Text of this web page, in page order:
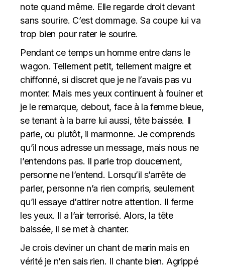
note quand même. Elle regarde droit devant
sans sourire. C’est dommage. Sa coupe lui va
trop bien pour rater le sourire.
Pendant ce temps un homme entre dans le
wagon. Tellement petit, tellement maigre et
chiffonné, si discret que je ne l’avais pas vu
monter. Mais mes yeux continuent à fouiner et
je le remarque, debout, face à la femme bleue,
se tenant à la barre lui aussi, tête baissée. Il
parle, ou plutôt, il marmonne. Je comprends
qu’il nous adresse un message, mais nous ne
l’entendons pas. Il parle trop doucement,
personne ne l’entend. Lorsqu’il s’arrête de
parler, personne n’a rien compris, seulement
qu’il essaye d’attirer notre attention. Il ferme
les yeux. Il a l’air terrorisé. Alors, la tête
baissée, il se met à chanter.
Je crois deviner un chant de marin mais en
vérité je n’en sais rien. Il chante bien. Agrippé